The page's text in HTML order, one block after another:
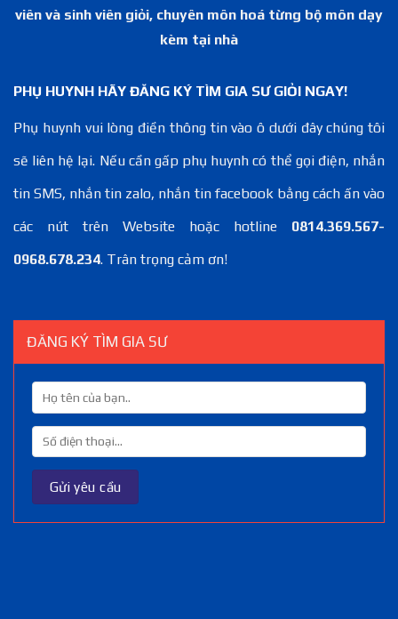
viên và sinh viên giỏi, chuyên môn hoá từng bộ môn dạy
kèm tại nhà
PHỤ HUYNH HÃY ĐĂNG KÝ TÌM GIA SƯ GIỎI NGAY!
Phụ huynh vui lòng điền thông tin vào ô dưới đây chúng tôi
sẽ liên hệ lại. Nếu cần gấp phụ huynh có thể gọi điện, nhắn
tin SMS, nhắn tin zalo, nhắn tin facebook bằng cách ấn vào
các nút trên Website hoặc hotline 0814.369.567-
0968.678.234. Trân trọng cảm ơn!
ĐĂNG KÝ TÌM GIA SƯ